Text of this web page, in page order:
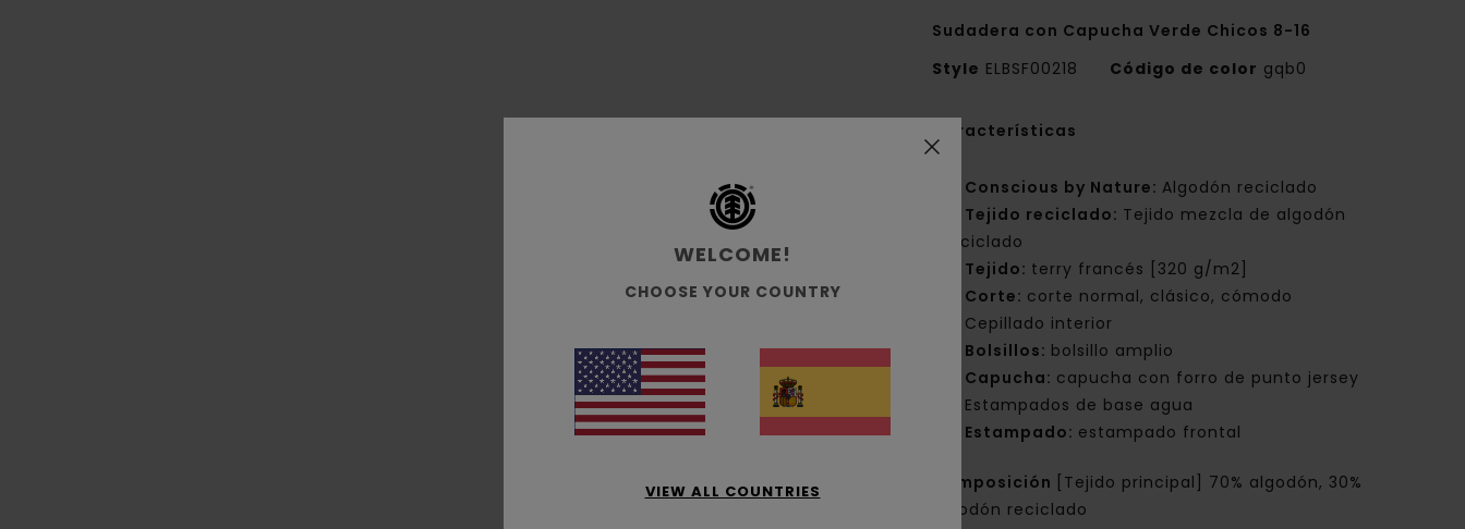
Sudadera con Capucha Verde Chicos 8-16
Style ELBSF00218 Código de color gqb0
Características
Conscious by Nature: Algodón reciclado
Tejido reciclado: Tejido mezcla de algodón
reciclado
Tejido: terry francés [320 g/m2]
Corte: corte normal, clásico, cómodo
Cepillado interior
Bolsillos: bolsillo amplio
Capucha: capucha con forro de punto jersey
Estampados de base agua
Estampado: estampado frontal
Composición
[Tejido principal] 70% algodón, 30%
algodón reciclado
WELCOME!
CHOOSE YOUR COUNTRY
VIEW ALL COUNTRIES